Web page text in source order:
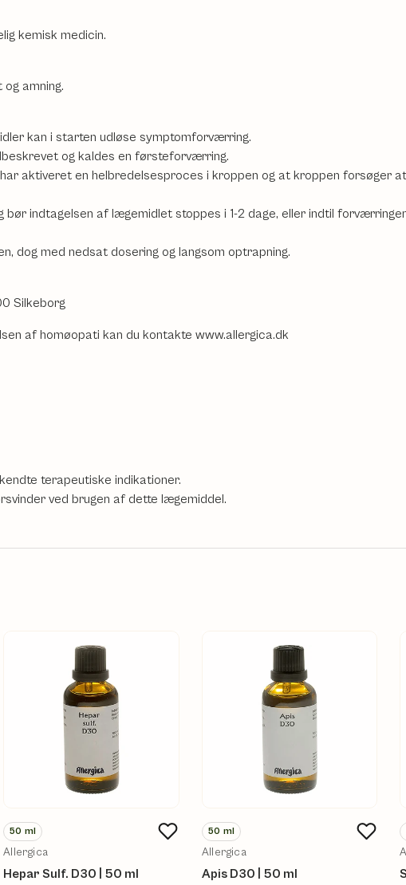
kemisk medicin.
amning.
kan i starten udløse symptomforværring.
og kaldes en førsteforværring.
aktiveret en helbredelsesproces i kroppen og at kroppen forsøger at
indtagelsen af lægemidlet stoppes i 1-2 dage, eller indtil
dog med nedsat dosering og langsom optrapning.
Silkeborg
af homøopati kan du kontakte www.allergica.dk
terapeutiske indikationer.
ved brugen af dette lægemiddel.
50 ml
Allergica
Hepar Sulf. D30 | 50 ml
50 ml
Allergica
Apis D30 | 50 ml